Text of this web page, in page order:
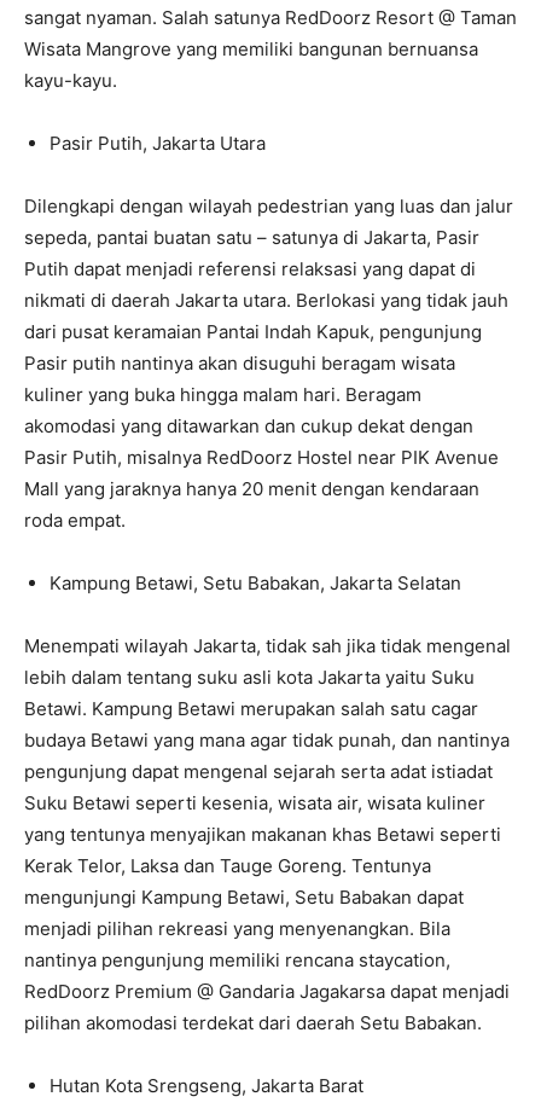
sangat nyaman. Salah satunya RedDoorz Resort @ Taman
Wisata Mangrove yang memiliki bangunan bernuansa
kayu-kayu.
Pasir Putih, Jakarta Utara
Dilengkapi dengan wilayah pedestrian yang luas dan jalur
sepeda, pantai buatan satu – satunya di Jakarta, Pasir
Putih dapat menjadi referensi relaksasi yang dapat di
nikmati di daerah Jakarta utara. Berlokasi yang tidak jauh
dari pusat keramaian Pantai Indah Kapuk, pengunjung
Pasir putih nantinya akan disuguhi beragam wisata
kuliner yang buka hingga malam hari. Beragam
akomodasi yang ditawarkan dan cukup dekat dengan
Pasir Putih, misalnya RedDoorz Hostel near PIK Avenue
Mall yang jaraknya hanya 20 menit dengan kendaraan
roda empat.
Kampung Betawi, Setu Babakan, Jakarta Selatan
Menempati wilayah Jakarta, tidak sah jika tidak mengenal
lebih dalam tentang suku asli kota Jakarta yaitu Suku
Betawi. Kampung Betawi merupakan salah satu cagar
budaya Betawi yang mana agar tidak punah, dan nantinya
pengunjung dapat mengenal sejarah serta adat istiadat
Suku Betawi seperti kesenia, wisata air, wisata kuliner
yang tentunya menyajikan makanan khas Betawi seperti
Kerak Telor, Laksa dan Tauge Goreng. Tentunya
mengunjungi Kampung Betawi, Setu Babakan dapat
menjadi pilihan rekreasi yang menyenangkan. Bila
nantinya pengunjung memiliki rencana staycation,
RedDoorz Premium @ Gandaria Jagakarsa dapat menjadi
pilihan akomodasi terdekat dari daerah Setu Babakan.
Hutan Kota Srengseng, Jakarta Barat